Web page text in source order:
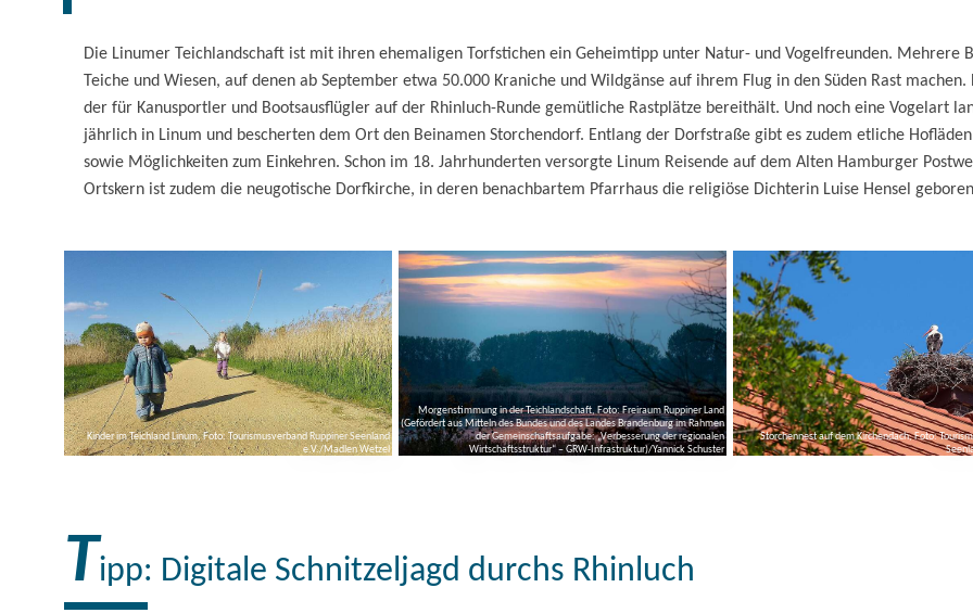
Die Linumer Teichlandschaft ist mit ihren ehemaligen Torfstichen ein Geheimtipp unter Natur- und Vogelfreunden. Mehrere
Teiche und Wiesen, auf denen ab September etwa 50.000 Kraniche und Wildgänse auf ihrem Flug in den Süden Rast
der für Kanusportler und Bootsausflügler auf der Rhinluch-Runde gemütliche Rastplätze bereithält. Und noch eine Vogelart
jährlich in Linum und bescherten dem Ort den Beinamen Storchendorf. Entlang der Dorfstraße gibt es zudem etliche
sowie Möglichkeiten zum Einkehren. Schon im 18. Jahrhunderten versorgte Linum Reisende auf dem Alten Hamburger
Ortskern ist zudem die neugotische Dorfkirche, in deren benachbartem Pfarrhaus die religiöse Dichterin Luise Hensel
Kinder im Teichland Linum, Foto: Tourismusverband Ruppiner Seenland
e.V./Madlen Wetzel
Morgenstimmung in der Teichlandschaft, Foto: Freiraum Ruppiner Land
(Gefördert aus Mitteln des Bundes und des Landes Brandenburg im Rahmen
der Gemeinschaftsaufgabe: „Verbesserung der regionalen
Wirtschaftsstruktur“ – GRW-Infrastruktur)/Yannick Schuster
Storchennest auf dem Kirchendach, Foto:
Tipp: Digitale Schnitzeljagd durchs Rhinluch